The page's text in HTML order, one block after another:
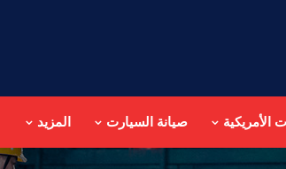
الأمريكية صيانة السيارت المزيد